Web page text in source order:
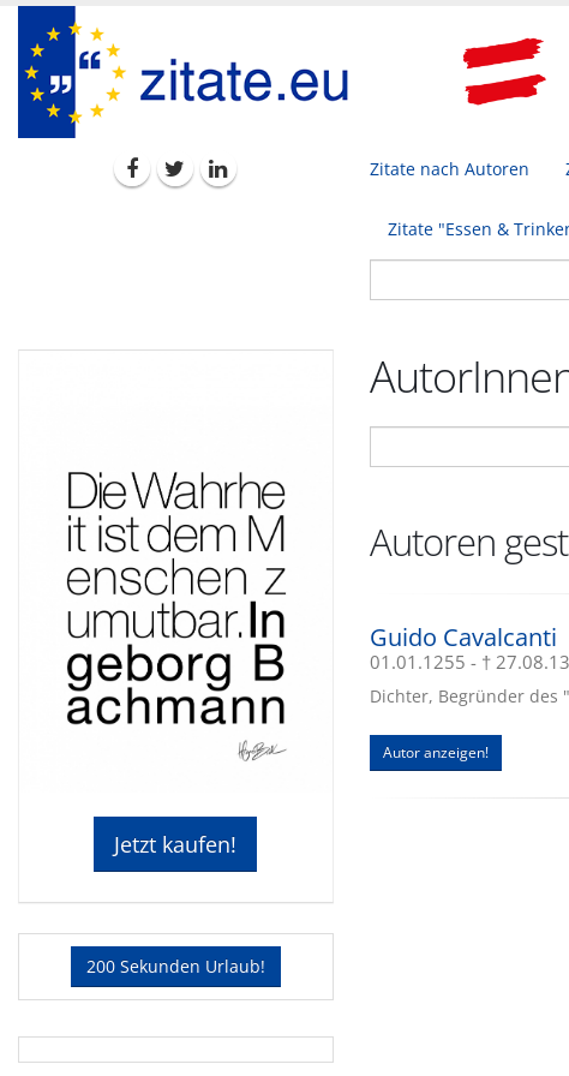
Zitate nach Autoren
Zitate "Essen &
Jetzt kaufen!
200 Sekunden Urlaub!
Autoren
Guido Cavalcanti
01.01.1255 - †
Dichter, Begründer des
Autor anzeigen!